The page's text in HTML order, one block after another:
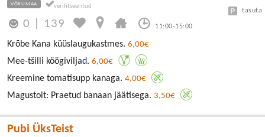
VÕRUMAA
0 139 11:00-15:00
tasuta
Krõbe Kana küüslaugukastmes. 6,00€
Mee-tšilli köögiviljad. 6,00€
Kreemine tomatisupp kanaga. 4,00€
Magustoit: Praetud banaan jäätisega. 3,50€
Pubi ÜksTeist